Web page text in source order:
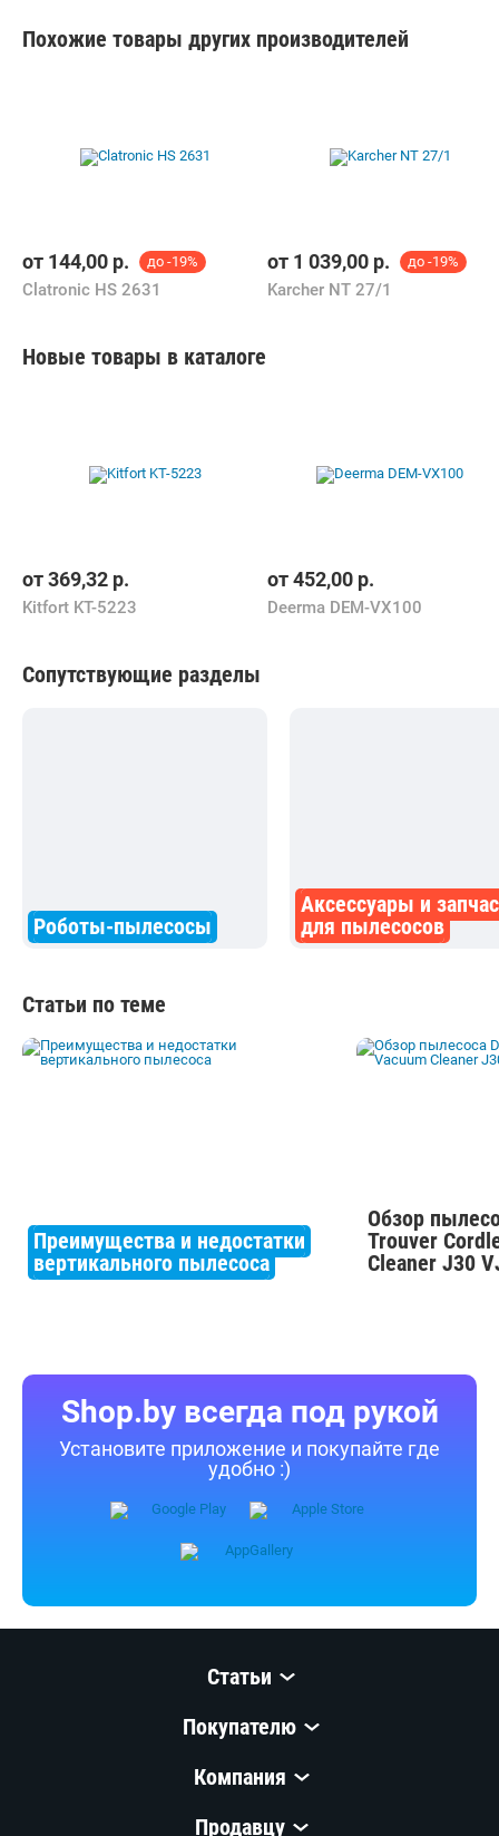
Похожие товары других производителей
от 144,00 р. до -19%
Clatronic HS 2631
от 1 039,00 р. до -19%
Karcher NT 27/1
Новые товары в каталоге
от369,32 р.
Kitfort KT-5223
от452,00 р.
Deerma DEM-VX100
Сопутствующие разделы
Роботы-пылесосы
Аксессуары и
для пылесосов
Статьи по теме
Преимущества и недостатки
вертикального пылесоса
Обзор
Trouver
Cleaner J30
Shop.by всегда под рукой
Установите приложение и покупайте где
удобно :)
Статьи
Покупателю
Компания
Продавцу